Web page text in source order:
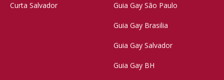
Curta Salvador Guia Gay São Paulo
Guia Gay Brasilia
Guia Gay Salvador
Guia Gay BH